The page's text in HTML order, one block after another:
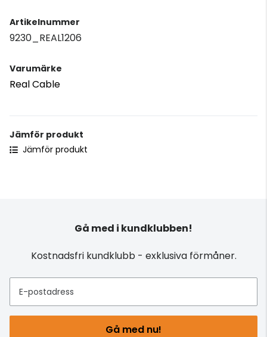
Artikelnummer
9230_REAL1206
Varumärke
Real Cable
Jämför produkt
Jämför produkt
Gå med i kundklubben!
Kostnadsfri kundklubb - exklusiva förmåner.
E-postadress
Gå med nu!